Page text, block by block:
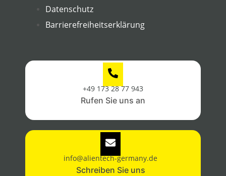
Datenschutz
Barrierefreiheitserklärung
+49 173 28 77 943
Rufen Sie uns an
info@alientech-germany.de
Schreiben Sie uns